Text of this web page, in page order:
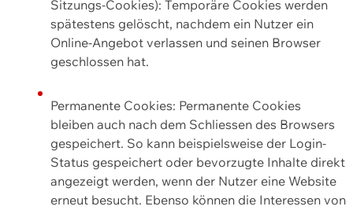
Sitzungs-Cookies): Temporäre Cookies werden
spätestens gelöscht, nachdem ein Nutzer ein
Online-Angebot verlassen und seinen Browser
geschlossen hat.
Permanente Cookies: Permanente Cookies
bleiben auch nach dem Schliessen des Browsers
gespeichert. So kann beispielsweise der Login-
Status gespeichert oder bevorzugte Inhalte direkt
angezeigt werden, wenn der Nutzer eine Website
erneut besucht. Ebenso können die Interessen von